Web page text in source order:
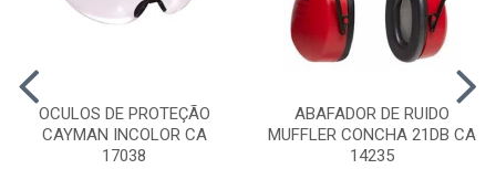
OCULOS DE PROTEÇÃO
CAYMAN INCOLOR CA
17038
ABAFADOR DE RUIDO
MUFFLER CONCHA 21DB CA
14235